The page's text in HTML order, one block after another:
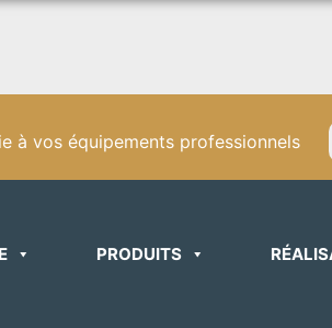
à vos équipements professionnels
PRODUITS